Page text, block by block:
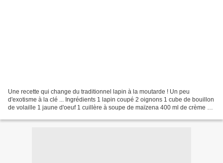
Une recette qui change du traditionnel lapin à la moutarde ! Un peu
d'exotisme à la clé ... Ingrédients 1 lapin coupé 2 oignons 1 cube de bouillon
de volaille 1 jaune d'oeuf 1 cuillère à soupe de maïzena 400 ml de crème 2